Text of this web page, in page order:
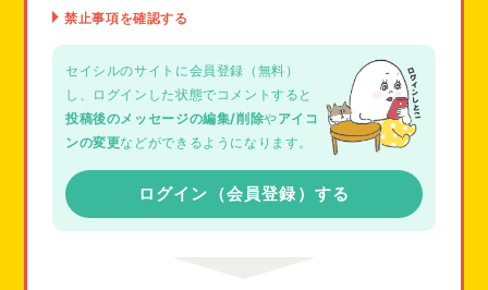
セイシルのサイトに会員登録（無料）
し、ログインした状態でコメントすると
投稿後のメッセージの編集/削除やアイコ
ンの変更などができるようになります。
ログイン（会員登録）する